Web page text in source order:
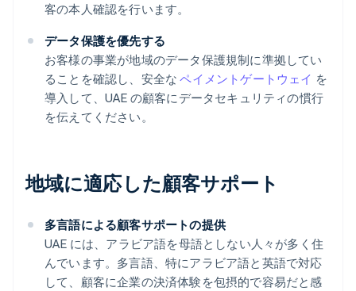
客の本人確認を行います。
データ保護を優先する
お客様の事業が地域のデータ保護規制に準拠してい
ることを確認し、安全なペイメントゲートウェイ を
導入して、UAE の顧客にデータセキュリティの慣行
を伝えてください。
地域に適応した顧客サポート
多言語による顧客サポートの提供
UAE には、アラビア語を母語としない人々が多く住
んでいます。多言語、特にアラビア語と英語で対応
して、顧客に企業の決済体験を包摂的で容易だと感